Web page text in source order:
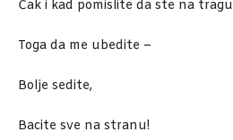
Čak i kad pomislite da ste na tragu
Toga da me ubedite –
Bolje sedite,
Bacite sve na stranu!